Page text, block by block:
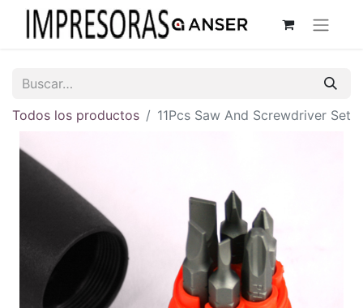
Todos los productos 11Pcs Saw And Screwdriver Set